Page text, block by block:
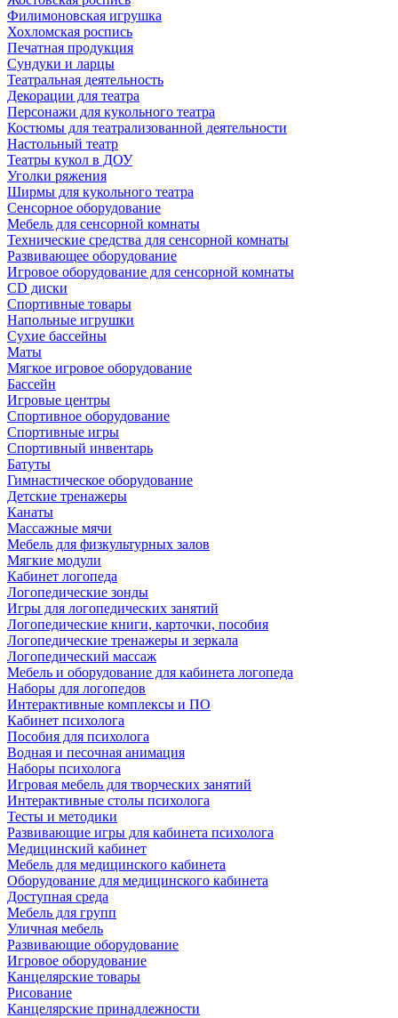
Филимоновская игрушка
Хохломская роспись
Печатная продукция
Сундуки и ларцы
Театральная деятельность
Декорации для театра
Персонажи для кукольного театра
Костюмы для театрализованной деятельности
Настольный театр
Театры кукол в ДОУ
Уголки ряжения
Ширмы для кукольного театра
Сенсорное оборудование
Мебель для сенсорной комнаты
Технические средства для сенсорной комнаты
Развивающее оборудование
Игровое оборудование для сенсорной комнаты
CD диски
Спортивные товары
Напольные игрушки
Сухие бассейны
Маты
Мягкое игровое оборудование
Бассейн
Игровые центры
Спортивное оборудование
Спортивные игры
Спортивный инвентарь
Батуты
Гимнастическое оборудование
Детские тренажеры
Канаты
Массажные мячи
Мебель для физкультурных залов
Мягкие модули
Кабинет логопеда
Логопедические зонды
Игры для логопедических занятий
Логопедические книги, карточки, пособия
Логопедические тренажеры и зеркала
Логопедический массаж
Мебель и оборудование для кабинета логопеда
Наборы для логопедов
Интерактивные комплексы и ПО
Кабинет психолога
Пособия для психолога
Водная и песочная анимация
Наборы психолога
Игровая мебель для творческих занятий
Интерактивные столы психолога
Тесты и методики
Развивающие игры для кабинета психолога
Медицинский кабинет
Мебель для медицинского кабинета
Оборудование для медицинского кабинета
Доступная среда
Мебель для групп
Уличная мебель
Развивающие оборудование
Игровое оборудование
Канцелярские товары
Рисование
Канцелярские принадлежности